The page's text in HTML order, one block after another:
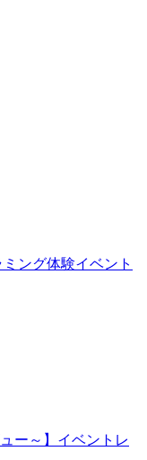
ング体験イベント
ー～】イベントレ